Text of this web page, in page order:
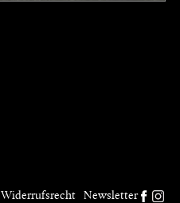
Widerrufsrecht Newsletter